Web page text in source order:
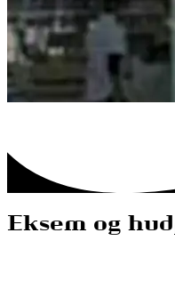
Eksem og